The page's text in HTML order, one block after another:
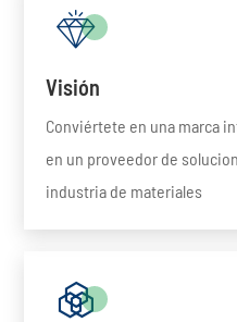

Visión
Conviértete en una marca
en un proveedor de
industria de materiales
